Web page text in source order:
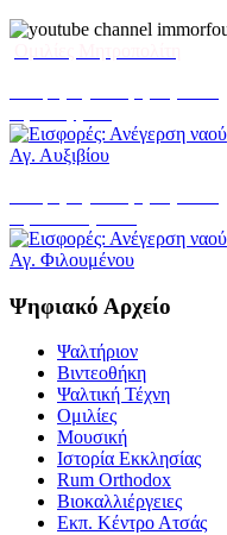
Ψηφιακό Αρχείο
Ψαλτήριον
Βιντεοθήκη
Ψαλτική Τέχνη
Ομιλίες
Μουσική
Ιστορία Εκκλησίας
Rum Orthodox
Βιοκαλλιέργειες
Εκπ. Κέντρο Ατσάς